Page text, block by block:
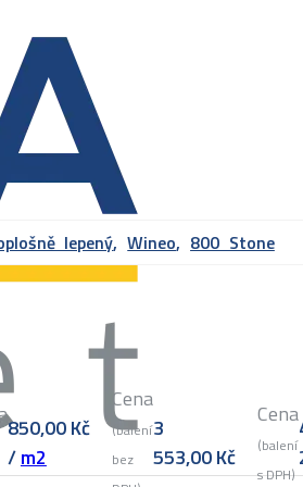
lepený,Wineo, 800 Stone
850,00Kč
/m2
Cena
(balení
bez
3
553,00Kč
Cena
(balení
s DPH)